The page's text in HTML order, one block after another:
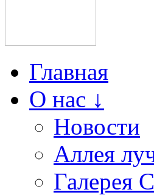
Главная
О нас ↓
Новости
Аллея
Галерея